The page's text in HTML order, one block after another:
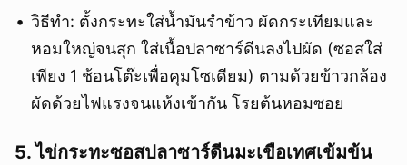
วิธีทำ: ตั้งกระทะใส่น้ำมันรำข้าว ผัดกระเทียมและ
หอมใหญ่จนสุก ใส่เนื้อปลาซาร์ดีนลงไปผัด (ซอสใส่
เพียง 1 ช้อนโต๊ะเพื่อคุมโซเดียม) ตามด้วยข้าวกล้อง
ผัดด้วยไฟแรงจนแห้งเข้ากัน โรยต้นหอมซอย
5. ไข่กระทะซอสปลาซาร์ดีนมะเขือเทศเข้มข้น